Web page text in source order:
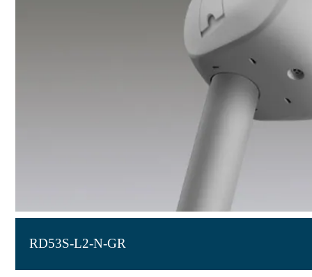
RD53S-L2-N-GR